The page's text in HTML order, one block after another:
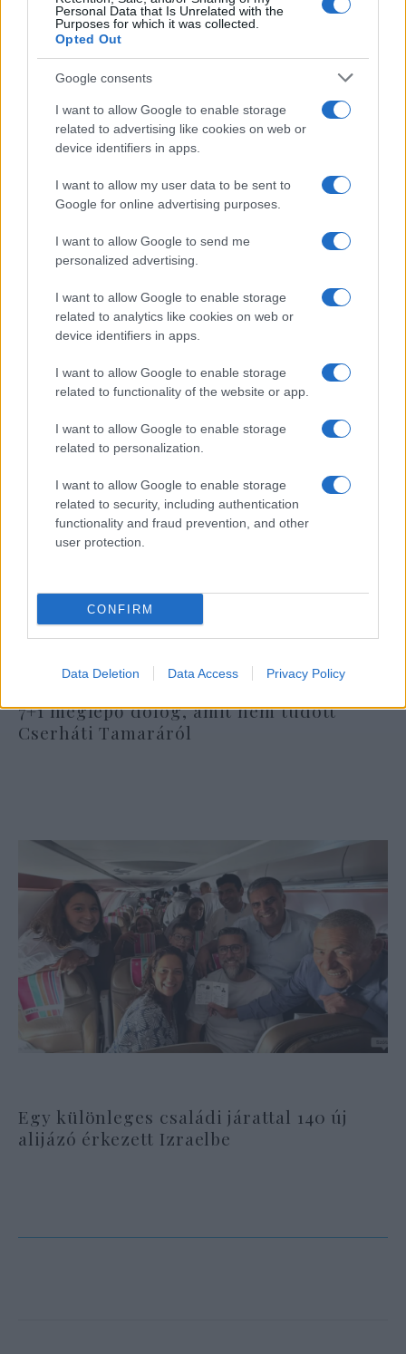
Personal Data that Is Unrelated with the
Purposes for which it was collected.
Opted Out
Google consents
I want to allow Google to enable storage
related to advertising like cookies on web or
device identifiers in apps.
I want to allow my user data to be sent to
Google for online advertising purposes.
I want to allow Google to send me
personalized advertising.
I want to allow Google to enable storage
related to analytics like cookies on web or
device identifiers in apps.
I want to allow Google to enable storage
related to functionality of the website or app.
I want to allow Google to enable storage
related to personalization.
I want to allow Google to enable storage
related to security, including authentication
functionality and fraud prevention, and other
user protection.
CONFIRM
Data Deletion Data Access Privacy Policy
Ezért kerülik a vallásos zsidók az
elektromos cigarettát a hagyományos
helyett
7+1 meglepő dolog, amit nem tudott
Cserháti Tamaráról
Egy különleges családi járattal 140 új
alijázó érkezett Izraelbe